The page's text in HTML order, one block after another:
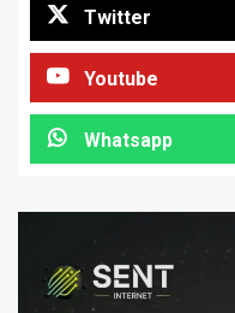
Twitter
Youtube
Whatsapp